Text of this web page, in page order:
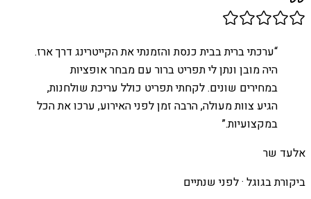
“ערכתי ברית בבית כנסת והזמנתי את הקייטרינג דרך ארז.
היה מובן ונתן לי תפריט ברור עם מבחר אופציות
במחירים שונים. לקחתי תפריט כולל עריכת שולחנות,
הגיע צוות מעולה, הרבה זמן לפני האירוע, ערכו את הכל
במקצועיות.”
אלעד שר
ביקורת בגוגל ·לפני שנתיים